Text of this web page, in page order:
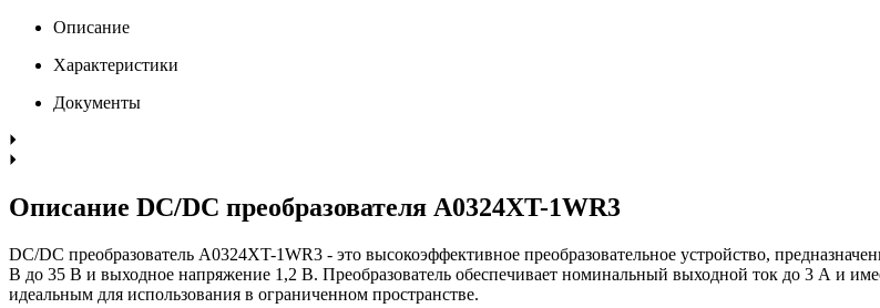
Описание
Характеристики
Документы
Описание DC/DC преобразователя A0324XT-1WR3
DC/DC преобразователь A0324XT-1WR3 - это высокоэффективное преобразовательное устройство,
В до 35 В и выходное напряжение 1,2 В. Преобразователь обеспечивает номинальный выходной ток до 3 А и
идеальным для использования в ограниченном пространстве.